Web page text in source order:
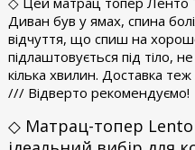
Диван був у ямах, спина
відчуття, що спиш на
підлаштовується під тіло,
кілька хвилин. Доставка
/// Відверто рекомендуємо!
◇ Матрац-топер Lento